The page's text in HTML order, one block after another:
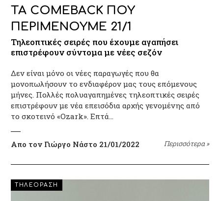
ΤΑ COMEBACK ΠΟΥ
ΠΕΡΙΜΕΝΟΥΜΕ 21/1
Τηλεοπτικές σειρές που έχουμε αγαπήσει
επιστρέφουν σύντομα με νέες σεζόν
Δεν είναι μόνο οι νέες παραγωγές που θα
μονοπωλήσουν το ενδιαφέρον μας τους επόμενους
μήνες. Πολλές πολυαγαπημένες τηλεοπτικές σειρές
επιστρέφουν με νέα επεισόδια αρχής γενομένης από
το σκοτεινό «Ozark». Επτά…
Απο τον Γιώργο Νάστο 21/01/2022 Περισσότερα »
ΤΗΛΕΟΡΑΣΗ